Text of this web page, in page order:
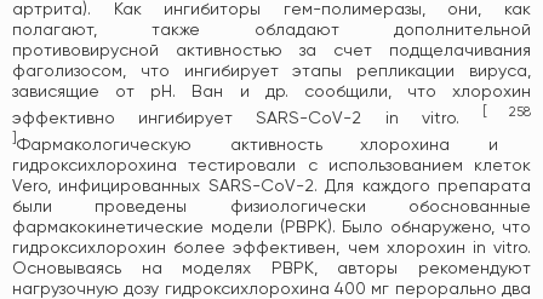
артрита). Как ингибиторы гем-полимеразы, они, как
полагают, также обладают дополнительной
противовирусной активностью за счет подщелачивания
фаголизосом, что ингибирует этапы репликации вируса,
зависящие от рН. Ван и др. сообщили, что хлорохин
эффективно ингибирует SARS-CoV-2 in vitro.
[258
Фармакологическую активность хлорохина и
гидроксихлорохина тестировали с использованием клеток
Vero, инфицированных SARS-CoV-2. Для каждого препарата
были проведены физиологически обоснованные
фармакокинетические модели (PBPK). Было обнаружено, что
гидроксихлорохин более эффективен, чем хлорохин in vitro.
Основываясь на моделях PBPK, авторы рекомендуют
нагрузочную дозу гидроксихлорохина 400 мг перорально два